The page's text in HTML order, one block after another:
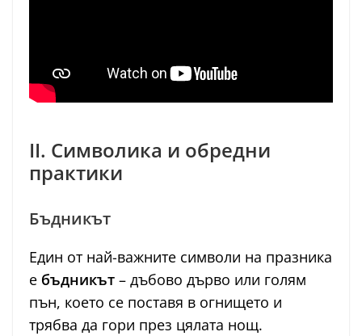
II. Символика и обредни
практики
Бъдникът
Един от най-важните символи на празника
е бъдникът – дъбово дърво или голям
пън, което се поставя в огнището и
трябва да гори през цялата нощ.